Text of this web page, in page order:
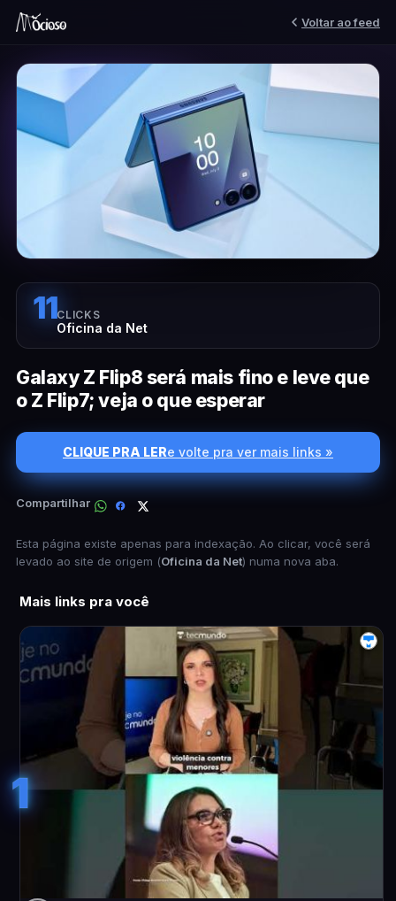
Voltar ao feed
11CLICKS
Oficina da Net
Galaxy Z Flip8 será mais fino e leve que
o Z Flip7; veja o que esperar
CLIQUE PRA LERe volte pra ver mais links »
Compartilhar
Esta página existe apenas para indexação. Ao clicar, você será
levado ao site de origem (Oficina da Net) numa nova aba.
Mais links pra você
1